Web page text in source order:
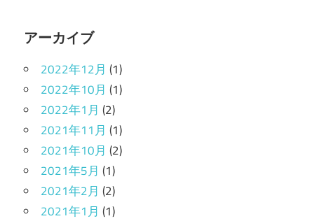
アーカイブ
2022年12月 (1)
2022年10月 (1)
2022年1月 (2)
2021年11月 (1)
2021年10月 (2)
2021年5月 (1)
2021年2月 (2)
2021年1月 (1)